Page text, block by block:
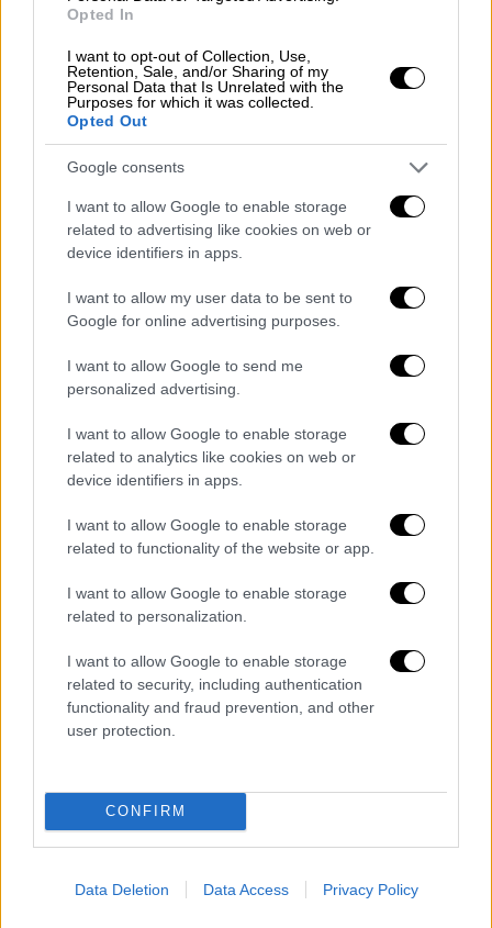
Opted In
I want to opt-out of Collection, Use,
Retention, Sale, and/or Sharing of my
Personal Data that Is Unrelated with the
Purposes for which it was collected.
Opted Out
Google consents
I want to allow Google to enable storage
related to advertising like cookies on web or
device identifiers in apps.
I want to allow my user data to be sent to
Google for online advertising purposes.
I want to allow Google to send me
personalized advertising.
I want to allow Google to enable storage
related to analytics like cookies on web or
device identifiers in apps.
I want to allow Google to enable storage
related to functionality of the website or app.
I want to allow Google to enable storage
related to personalization.
I want to allow Google to enable storage
related to security, including authentication
functionality and fraud prevention, and other
user protection.
CONFIRM
Data Deletion Data Access Privacy Policy
κάποιος που καταδικάστηκε λέει ότι
συνεργάζεται μόνο με το κράτος; Η Βουλή
δεν πρέπει να το διερευνήσει;». Στρέφοντας
ξανά τα βέλη του κατά της κυβέρνησης
σημείωσε πως αυτή, «επικαλείται την εθνική
ασφάλεια.Γιατί τότε δεν έχει γίνει καμία
έρευνα;».
«Γιατί δεν θέλετε την έρευνα», υποστήριξε
υπόθεση είναι πιο σκοτεινή και την
συγκαλύπτετε». Ο πρώην πρωθυπουργός
μιλώνταςγια το κόμμα της ΝΔ
, είπε πως
είναι πλέον «ένα συνονθύλευμα που
δοκιμάζει τους δημοκρατικούς θεσμούς» και
τόνισε: «Πόσο πια θα εξευτελιστούν οι
θεσμοί από την έρημη τη ΝΔ;».
«Χώρα σε υποχώρηση»
ομιλίας του αναφέρθηκε και στα εθνικά, και
συγκεκριμένα τις ελληνοτουρκικές σχέσεις
σημειώνοντας πως, «ο οδικός χάρτης της
“γαλάζιας πατρίδας” από την Τουρκία
υλοποποιείται για Αιγαίο, Θράκη για
ανατολική Μεσόγειο και δεν είναι κρυφή.
με τελελεσμένα. Ήρεμα νερά δεν υπήρχαν
ποτέ από την πλευρά τους.
παράνομης επέκτασης στο Αιγαίο είναι το